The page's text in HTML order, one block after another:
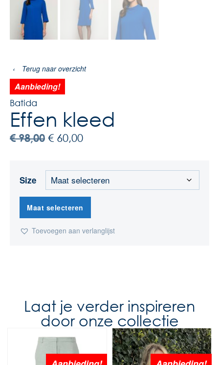
‹ Terug naar overzicht
Aanbieding!
Batida
Effen kleed
€98,00 € 60,00
Size
Maat selecteren
Toevoegen aan verlanglijst
Laat je verder inspireren
door onze collectie